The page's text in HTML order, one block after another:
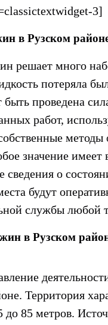
3]
в Рузском
решает много
потеряла
проведена
работ,
значение имеет
сведения о
будут
службы любой
в Рузском
. Территория
до 85 метров.